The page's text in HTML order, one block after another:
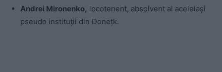
Andrei Mironenko, locotenent, absolvent al aceleiași
pseudo instituții din Donețk.